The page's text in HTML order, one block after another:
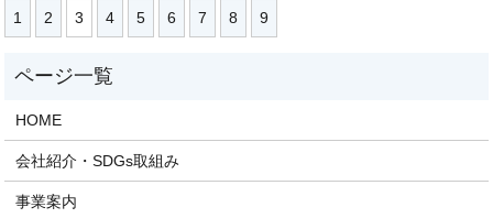
1 2 3 4 5 6 7 8 9
HOME
会社紹介・SDGs取組み
事業案内